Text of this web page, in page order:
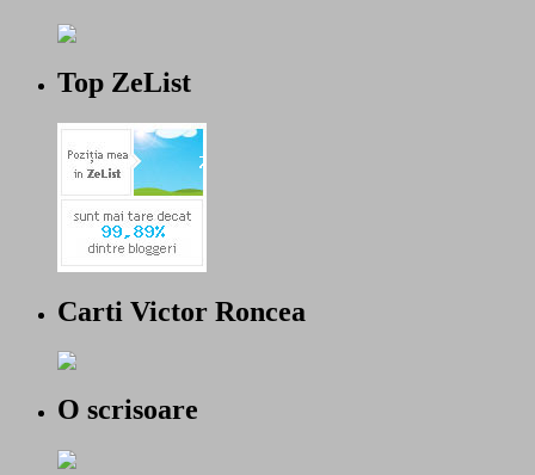
Top ZeList
Carti Victor Roncea
O scrisoare